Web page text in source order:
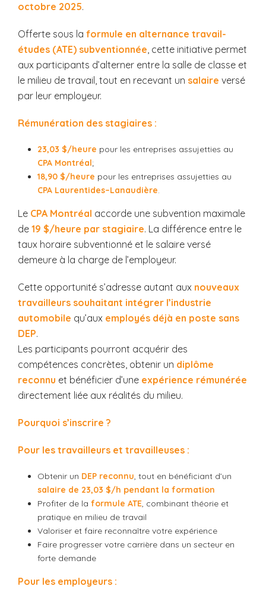
octobre 2025.
Offerte sous la formule en alternance travail-
études (ATE) subventionnée, cette initiative permet
aux participants d’alterner entre la salle de classe et
le milieu de travail, tout en recevant un salaire versé
par leur employeur.
Rémunération des stagiaires :
23,03 $/heure pour les entreprises assujetties au
CPA Montréal;
18,90 $/heure pour les entreprises assujetties au
CPA Laurentides–Lanaudière.
Le CPA Montréal accorde une subvention maximale
de 19 $/heure par stagiaire. La différence entre le
taux horaire subventionné et le salaire versé
demeure à la charge de l’employeur.
Cette opportunité s’adresse autant aux nouveaux
travailleurs souhaitant intégrer l’industrie
automobile qu’aux employés déjà en poste sans
DEP.
Les participants pourront acquérir des
compétences concrètes, obtenir un diplôme
reconnu et bénéficier d’une expérience rémunérée
directement liée aux réalités du milieu.
Pourquoi s’inscrire ?
Pour les travailleurs et travailleuses :
Obtenir un DEP reconnu, tout en bénéficiant d’un
salaire de 23,03 $/h pendant la formation
Profiter de la formule ATE, combinant théorie et
pratique en milieu de travail
Valoriser et faire reconnaître votre expérience
Faire progresser votre carrière dans un secteur en
forte demande
Pour les employeurs :